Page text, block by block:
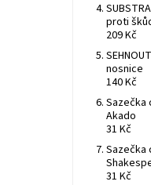
proti
209 Kč
nosnice
140 Kč
Sazečka
Akado
31 Kč
Sazečka
31 Kč